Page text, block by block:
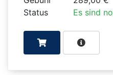
Status
Es sind